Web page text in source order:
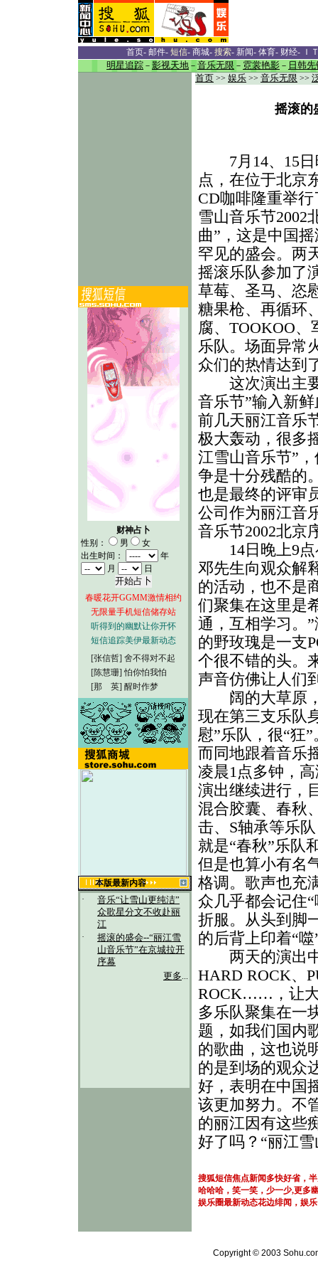
首页- 邮件- 短信- 商城- 搜索- 新闻- 体育- 财经- Ｉ
明星追踪 － 影视天地 － 音乐无限 － 霓裳艳影 － 日韩先
财神占卜
性别：
男
女
出生时间：
年
月
日
春暖花开GGMM激情相约
无限量手机短信储存站
听得到的幽默让你开怀
短信追踪美伊最新动态
[张信哲] 舍不得对不起
[陈慧珊] 怕你怕我怕
[那 英] 醒时作梦
本版最新内容
·
音乐“让雪山更纯洁”
众歌星分文不收赴丽
江
·
摇滚的盛会--“丽江雪
山音乐节”在京城拉开
序幕
更多...
首页 >> 娱乐 >> 音乐无限 >>
摇滚的
7月14、15日
点，在位于北京
CD咖啡隆重举行
雪山音乐节2002
曲”，这是中国
罕见的盛会。两
摇滚乐队参加了
草莓、圣马、恣
糖果枪、再循环
腐、TOOKOO、
乐队。场面异常
众们的热情达到
这次演出主要
音乐节”输入新
前几天丽江音乐
极大轰动，很多
江雪山音乐节”
争是十分残酷的
也是最终的评审
公司作为丽江音
音乐节2002北京
14日晚上9点
邓先生向观众解
的活动，也不是
们聚集在这里是
通，互相学习。
的野玫瑰是一支
个很不错的头。
声音仿佛让人们
阔的大草原，
现在第三支乐队
慰”乐队，很“狂
而同地跟着音乐
凌晨1点多钟，
演出继续进行，
混合胶囊、春秋
击、S轴承等乐
就是“春秋”乐队
但是也算小有名
格调。歌声也充
众几乎都会记住
折服。从头到脚
的后背上印着“
两天的演出中
HARD ROCK、
ROCK……，让大
多乐队聚集在一
题，如我们国内
的歌曲，这也说
的是到场的观众
好，表明在中国
该更加努力。不
的丽江因有这些
好了吗？“丽江
搜狐短信焦点新闻多快好省，
哈哈哈，笑一笑，少一少,更多
娱乐圈最新动态花边绯闻，娱
Copyright © 2003